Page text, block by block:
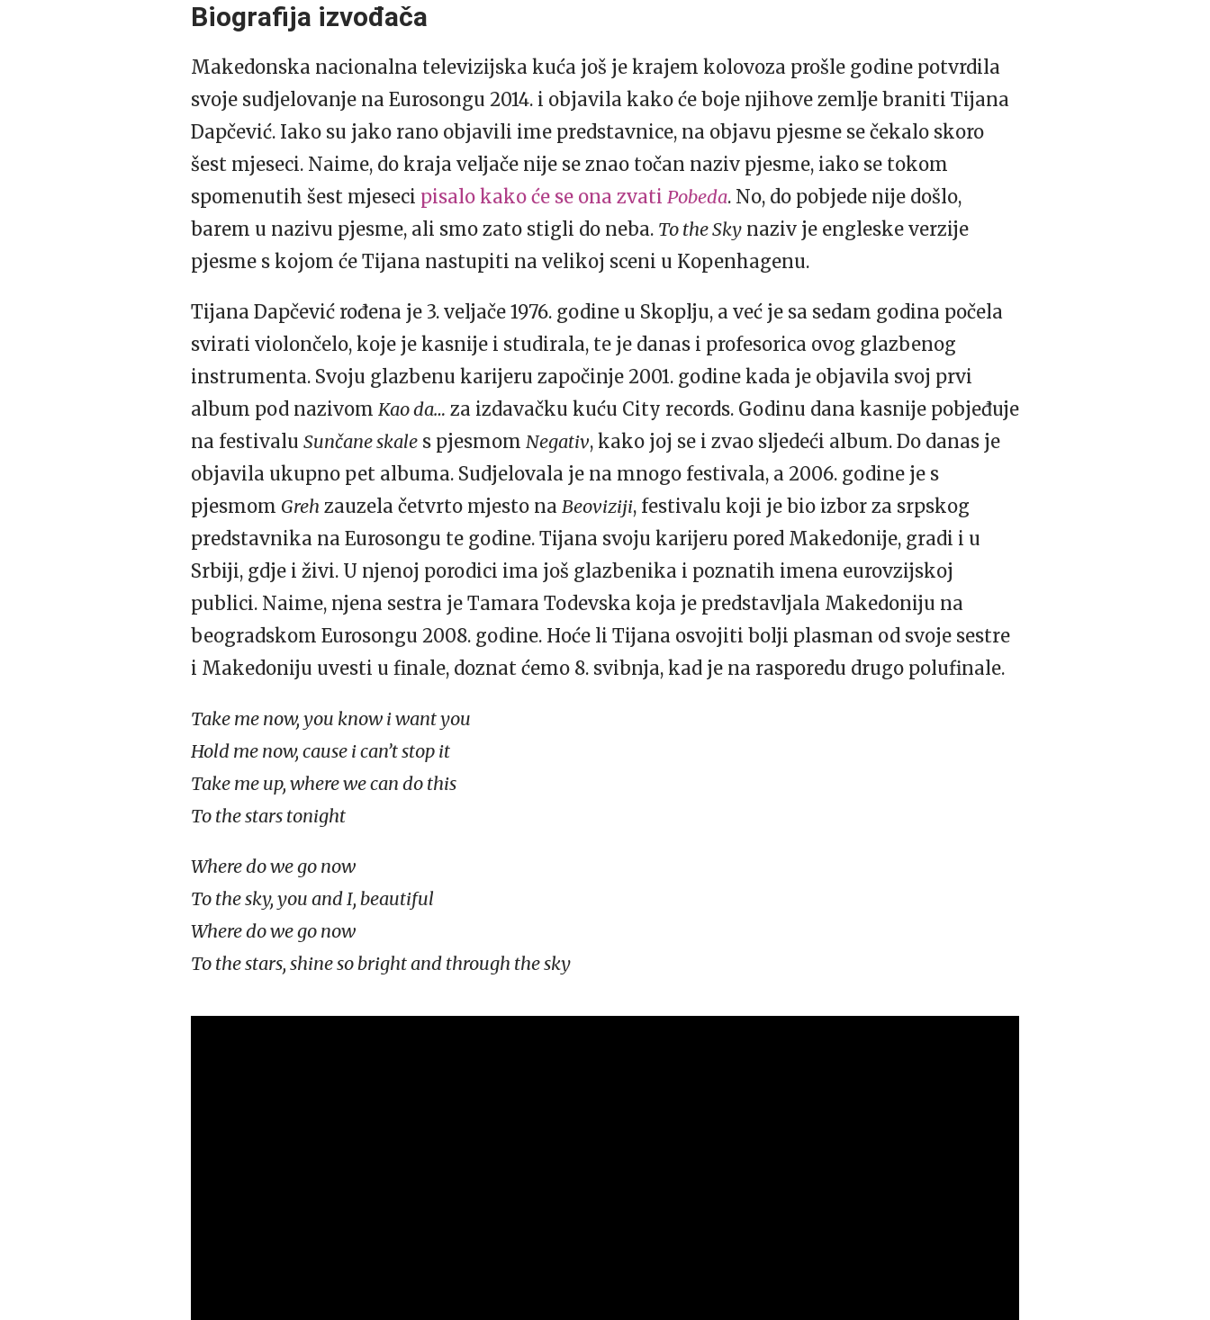
Biografija izvođača
Makedonska nacionalna televizijska kuća još je krajem kolovoza prošle godine potvrdila
svoje sudjelovanje na Eurosongu 2014. i objavila kako će boje njihove zemlje braniti Tijana
Dapčević. Iako su jako rano objavili ime predstavnice, na objavu pjesme se čekalo skoro
šest mjeseci. Naime, do kraja veljače nije se znao točan naziv pjesme, iako se tokom
spomenutih šest mjeseci pisalo kako će se ona zvati Pobeda. No, do pobjede nije došlo,
barem u nazivu pjesme, ali smo zato stigli do neba. To the Sky naziv je engleske verzije
pjesme s kojom će Tijana nastupiti na velikoj sceni u Kopenhagenu.
Tijana Dapčević rođena je 3. veljače 1976. godine u Skoplju, a već je sa sedam godina počela
svirati violončelo, koje je kasnije i studirala, te je danas i profesorica ovog glazbenog
instrumenta. Svoju glazbenu karijeru započinje 2001. godine kada je objavila svoj prvi
album pod nazivom Kao da… za izdavačku kuću City records. Godinu dana kasnije pobjeđuje
na festivalu Sunčane skale s pjesmom Negativ, kako joj se i zvao sljedeći album. Do danas je
objavila ukupno pet albuma. Sudjelovala je na mnogo festivala, a 2006. godine je s
pjesmom Greh zauzela četvrto mjesto na Beoviziji, festivalu koji je bio izbor za srpskog
predstavnika na Eurosongu te godine. Tijana svoju karijeru pored Makedonije, gradi i u
Srbiji, gdje i živi. U njenoj porodici ima još glazbenika i poznatih imena eurovzijskoj
publici. Naime, njena sestra je Tamara Todevska koja je predstavljala Makedoniju na
beogradskom Eurosongu 2008. godine. Hoće li Tijana osvojiti bolji plasman od svoje sestre
i Makedoniju uvesti u finale, doznat ćemo 8. svibnja, kad je na rasporedu drugo polufinale.
Take me now, you know i want you
Hold me now, cause i can’t stop it
Take me up, where we can do this
To the stars tonight
Where do we go now
To the sky, you and I, beautiful
Where do we go now
To the stars, shine so bright and through the sky